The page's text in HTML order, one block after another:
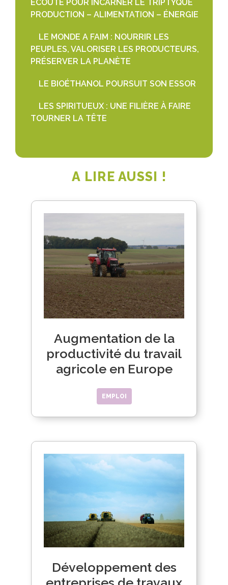
ÉCOUTE POUR INCARNER LE TRIPTYQUE
PRODUCTION – ALIMENTATION – ÉNERGIE
LE MONDE A FAIM : NOURRIR LES
PEUPLES, VALORISER LES PRODUCTEURS,
PRÉSERVER LA PLANÈTE
LE BIOÉTHANOL POURSUIT SON ESSOR
LES SPIRITUEUX : UNE FILIÈRE À FAIRE
TOURNER LA TÊTE
A LIRE AUSSI !
Augmentation de la
productivité du travail
agricole en Europe
EMPLOI
Développement des